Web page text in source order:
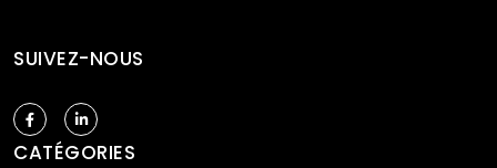
SUIVEZ-NOUS
CATÉGORIES